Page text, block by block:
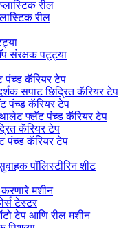
रील
रील
संरक्षक पट्ट्या
पंच्ड कॅरियर टेप
सपाट छिद्रित कॅरियर टेप
पंच्ड कॅरियर टेप
फ्लॅट पंच्ड कॅरियर टेप
कॅरियर टेप
पंच्ड कॅरियर टेप
पॉलिस्टीरिन शीट
मशीन
टेस्टर
टेप आणि रील मशीन